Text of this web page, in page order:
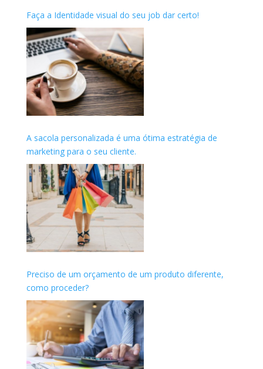
Faça a Identidade visual do seu job dar certo!
A sacola personalizada é uma ótima estratégia de
marketing para o seu cliente.
Preciso de um orçamento de um produto diferente,
como proceder?